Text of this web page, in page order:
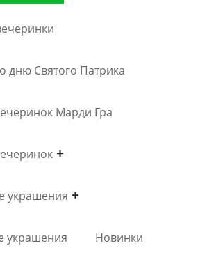
дню Святого Патрика
Марди Гра
украшения
украшения Новинки